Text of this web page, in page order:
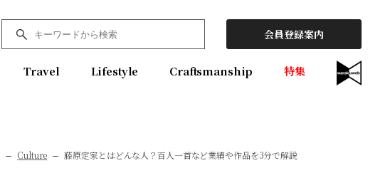
会員登録案内
Travel Lifestyle Craftsmanship 特集
Culture 藤原定家とはどんな人？百人一首など業績や作品を3分で解説